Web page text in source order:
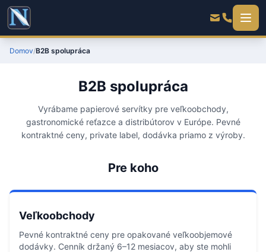
Domov/B2B spolupráca
B2B spolupráca
Vyrábame papierové servítky pre veľkoobchody,
gastronomické reťazce a distribútorov v Európe. Pevné
kontraktné ceny, private label, dodávka priamo z výroby.
Pre koho
Veľkoobchody
Pevné kontraktné ceny pre opakované veľkoobjemové
dodávky. Cenník držaný 6–12 mesiacov, aby ste mohli